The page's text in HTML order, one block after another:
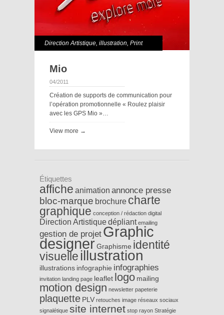
Direction Artistique, illustration, Print
Mio
04/2011
Création de supports de communication pour
l’opération promotionnelle « Roulez plaisir
avec les GPS Mio »…
View more →
Étiquettes
affiche animation annonce presse
bloc-marque brochure charte
graphique conception / rédaction digital
Direction Artistiquedépliant emailing
gestion de projet Graphic
designer Graphisme identité
visuelle illustration
illustrations infographie infographies
invitation landing page leaflet logo mailing
motion design newsletter papeterie
plaquette PLV retouches image réseaux sociaux
signalétique site internet stop rayon Stratégie